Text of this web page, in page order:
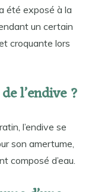
été exposé à la
un certain
croquante lors
l’endive ?
l’endive se
son amertume,
composé d’eau.